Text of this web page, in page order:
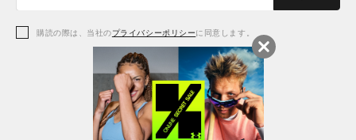
アクセサリー
レギンス＆タイツ
シューズ
購読の際は、当社のプライバシーポリシーに同意します。